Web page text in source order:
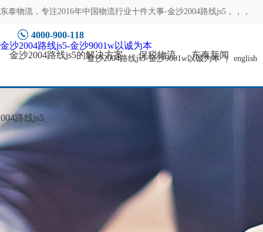
东泰物流，专注2016年中国物流行业十件大事-金沙2004路线js5 ，，，
4000-900-118
金沙2004路线js5-金沙9001w以诚为本 | english
金沙2004路线js5-金沙9001w以诚为本
金沙2004路线js5的解决方案
保税物流 东泰新闻
路线js5